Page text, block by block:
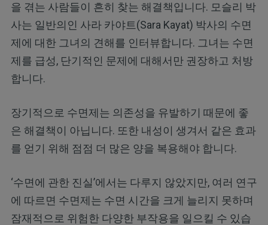
을 겪는 사람들이 흔히 찾는 해결책입니다. 모슬리 박
사는 일반의인 사라 카야트(Sara Kayat) 박사의 수면
제에 대한 그녀의 견해를 인터뷰합니다. 그녀는 수면
제를 급성, 단기적인 문제에 대해서만 권장하고 처방
합니다.
장기적으로 수면제는 의존성을 유발하기 때문에 좋
은 해결책이 아닙니다. 또한 내성이 생겨서 같은 효과
를 얻기 위해 점점 더 많은 양을 복용해야 합니다.
‘수면에 관한 진실’에서는 다루지 않았지만, 여러 연구
에 따르면 수면제는 수면 시간을 크게 늘리지 못하며
잠재적으로 위험한 다양한 부작용을 일으킬 수 있습